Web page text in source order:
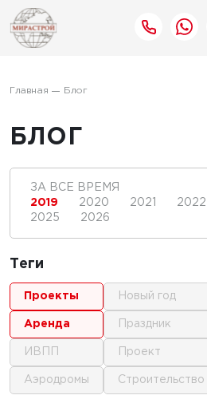
Главная Блог
БЛОГ
ЗА ВСЕ ВРЕМЯ
2019
2020 2021 2022
2025
2026
Теги
проекты
аренда
ИВПП
аэродромы
новый год
праздник
проект
строительство